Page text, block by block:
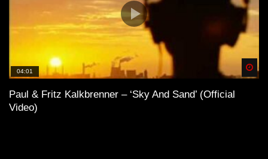
04:01
Paul & Fritz Kalkbrenner – ‘Sky And Sand’ (Official
Video)
×